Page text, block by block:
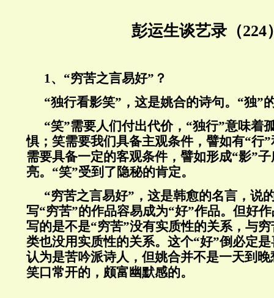
彭运生谈艺录（224
1、“穷苦之言易好”？
“独行看影笑”，这是姚合的诗句。“独”
“笑”需要人们付出代价，“独行”意味着
惧；笑需要我们具备主观条件，譬如有“行
需要具备一定的客观条件，譬如形成“影”
亮。“笑”受到了隐秘的肯定。
“穷苦之言易好”，这是韩愈的名言，说
写“穷苦”的作品容易成为“好”作品。但好
写的是不是“穷苦”没有实质性的关系，与
类也没用实质性的关系。这个“好”倒必定
认为是苦吟派诗人，但姚合并不是一天到
笑口常开的，颇富幽默感的。